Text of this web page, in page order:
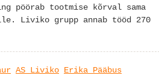
pöörab tootmise kõrval sama
Liviko grupp annab tööd 270
AS Liviko Erika Pääbus